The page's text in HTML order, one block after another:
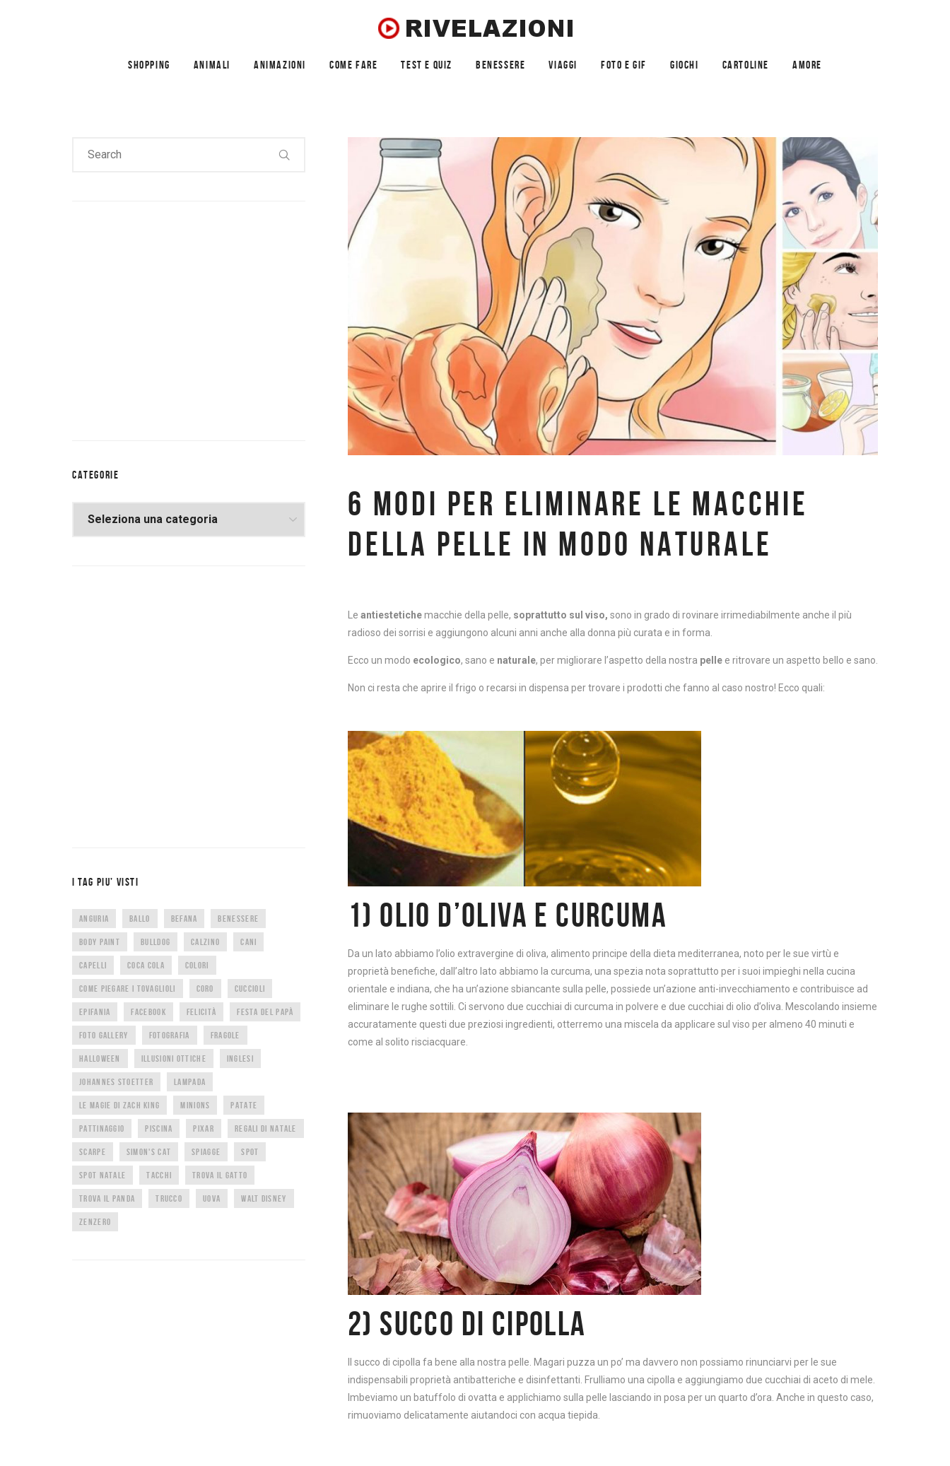
SHOPPING ANIMALI ANIMAZIONI COME FARE TEST E QUIZ BENESSERE VIAGGI FOTO E GIF GIOCHI CARTOLINE AMORE
6 MODI PER ELIMINARE LE MACCHIE
DELLA PELLE IN MODO NATURALE
Le antiestetichemacchie della pelle, soprattutto sul viso, sono in grado di rovinare irrimediabilmente anche il più
radioso dei sorrisi e aggiungono alcuni anni anche alla donna più curata e in forma.
Ecco un modo ecologico, sano e naturale, per migliorare l’aspetto della nostra pelle e ritrovare un aspetto bello e sano.
Non ci resta che aprire il frigo o recarsi in dispensa per trovare i prodotti che fanno al caso nostro! Ecco quali:
1) OLIO D’OLIVA E CURCUMA
Da un lato abbiamo l’olio extravergine di oliva, alimento principe della dieta mediterranea, noto per le sue virtù e
proprietà benefiche, dall’altro lato abbiamo la curcuma, una spezia nota soprattutto per i suoi impieghi nella cucina
orientale e indiana, che ha un’azione sbiancante sulla pelle, possiede un’azione anti-invecchiamento e contribuisce ad
eliminare le rughe sottili. Ci servono due cucchiai di curcuma in polvere e due cucchiai di olio d’oliva. Mescolando insieme
accuratamente questi due preziosi ingredienti, otterremo una miscela da applicare sul viso per almeno 40 minuti e
come al solito risciacquare.
2) SUCCO DI CIPOLLA
Il succo di cipolla fa bene alla nostra pelle. Magari puzza un po’ ma davvero non possiamo rinunciarvi per le sue
indispensabili proprietà antibatteriche e disinfettanti. Frulliamo una cipolla e aggiungiamo due cucchiai di aceto di mele.
Imbeviamo un batuffolo di ovatta e applichiamo sulla pelle lasciando in posa per un quarto d’ora. Anche in questo caso,
rimuoviamo delicatamente aiutandoci con acqua tiepida.
CATEGORIE
I TAG PIU’ VISTI
ANGURIA BALLO BEFANA BENESSERE
BODY PAINT BULLDOG CALZINO CANI
CAPELLI COCA COLA COLORI
COME PIEGARE I TOVAGLIOLI CORO CUCCIOLI
EPIFANIA FACEBOOK FELICITÀ FESTA DEL PAPÀ
FOTO GALLERY FOTOGRAFIA FRAGOLE
HALLOWEEN ILLUSIONI OTTICHE INGLESI
JOHANNES STOETTER LAMPADA
LE MAGIE DI ZACH KING MINIONS PATATE
PATTINAGGIO PISCINA PIXAR REGALI DI NATALE
SCARPE SIMON'S CAT SPIAGGE SPOT
SPOT NATALE TACCHI TROVA IL GATTO
TROVA IL PANDA TRUCCO UOVA WALT DISNEY
ZENZERO